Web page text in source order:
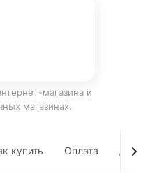
магазина и
магазинах.
купить Оплата